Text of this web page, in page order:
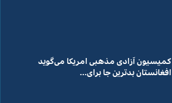
کمیسیون آزادی مذهبی امریکا می‌گوید
افغانستان بدترین جا برای...